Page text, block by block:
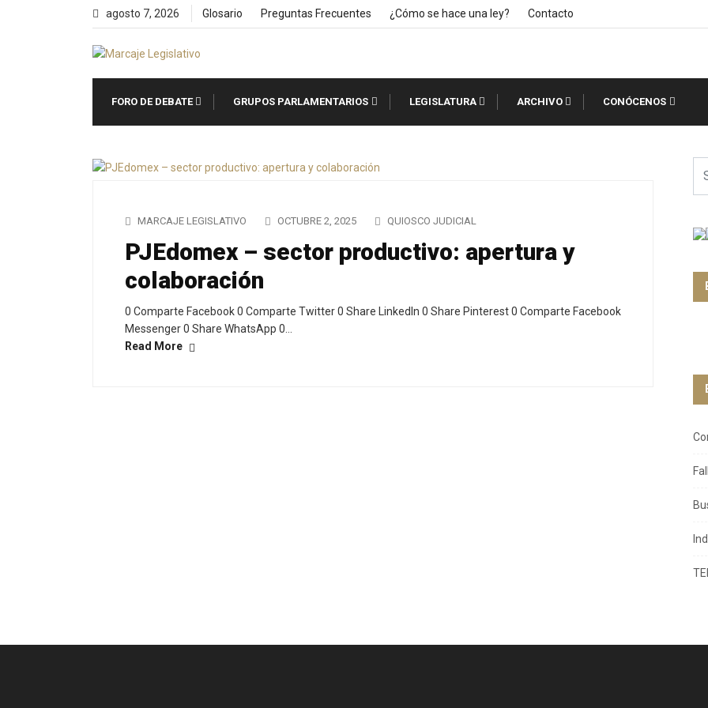
agosto 7, 2026 Glosario Preguntas Frecuentes ¿Cómo se hace una ley? Contacto
FORO DE DEBATE GRUPOS PARLAMENTARIOS LEGISLATURA ARCHIVO CONÓCENOS
MARCAJE LEGISLATIVO OCTUBRE 2, 2025 QUIOSCO JUDICIAL
PJEdomex – sector productivo: apertura y
colaboración
0 Comparte Facebook 0 Comparte Twitter 0 Share LinkedIn 0 Share Pinterest 0 Comparte Facebook
Messenger 0 Share WhatsApp 0…
Read More